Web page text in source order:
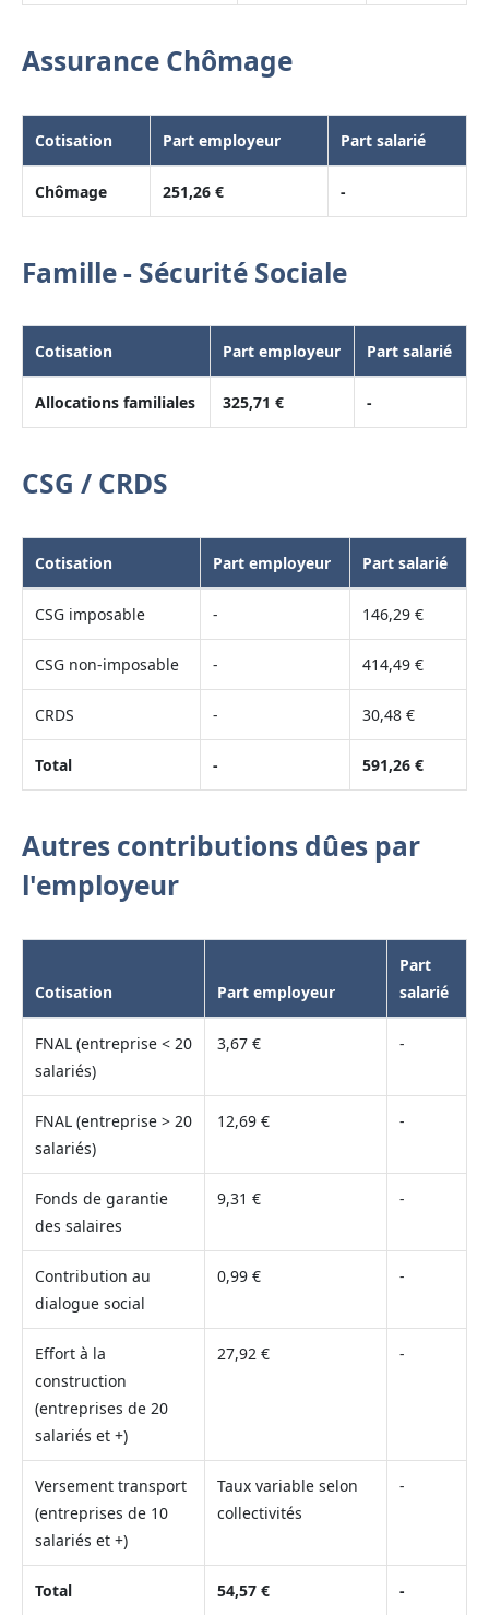
Assurance Chômage
Cotisation Part employeur Part salarié
Chômage 251,26 € -
Famille - Sécurité Sociale
Cotisation Part employeur Part salarié
Allocations familiales 325,71 € -
CSG / CRDS
Cotisation Part employeur Part salarié
CSG imposable - 146,29 €
CSG non-imposable - 414,49 €
CRDS - 30,48 €
Total - 591,26 €
Autres contributions dûes par
l'employeur
Cotisation Part employeur
Part
salarié
FNAL (entreprise < 20
salariés)
3,67 € -
FNAL (entreprise > 20
salariés)
12,69 € -
Fonds de garantie
des salaires
9,31 € -
Contribution au
dialogue social
0,99 € -
Effort à la
construction
(entreprises de 20
salariés et +)
27,92 € -
Versement transport
(entreprises de 10
salariés et +)
Taux variable selon
collectivités
-
Total 54,57 € -